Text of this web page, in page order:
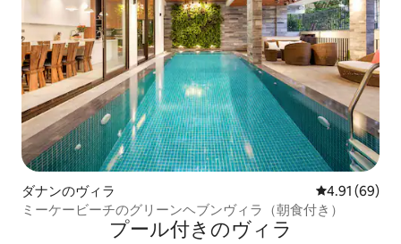
ダナンのヴィラ レビュー69
4.91 (69)
ミーケービーチのグリーンヘブンヴィラ（朝食付き）
プール付きのヴィラ